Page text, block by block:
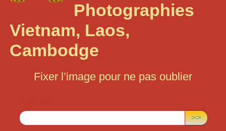
Photographies
Vietnam, Laos,
Cambodge
Fixer l’image pour ne pas oublier
>>